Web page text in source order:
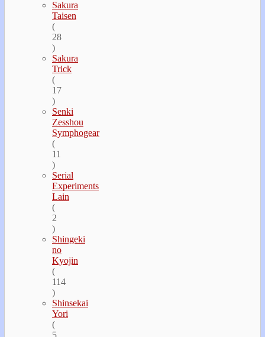
Sakura
Taisen
(
28
)
Sakura
Trick
(
17
)
Senki
Zesshou
Symphogear
(
11
)
Serial
Experiments
Lain
(
2
)
Shingeki
no
Kyojin
(
114
)
Shinsekai
Yori
(
5